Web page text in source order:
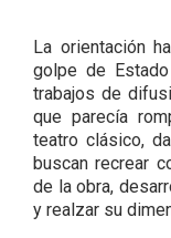
La orientación
golpe de
trabajos de
que parecía
teatro clásico,
buscan recrear
de la obra,
y realzar su